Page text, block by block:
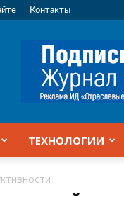
Контакты
ТЕХНОЛОГИИ